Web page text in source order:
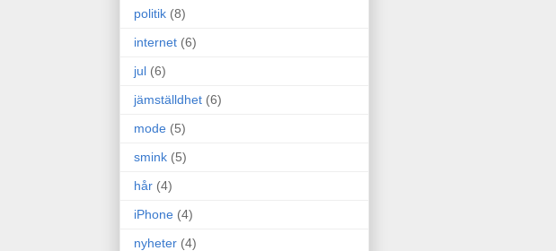
politik (8)
internet (6)
jul (6)
jämställdhet (6)
mode (5)
smink (5)
hår (4)
iPhone (4)
nyheter (4)